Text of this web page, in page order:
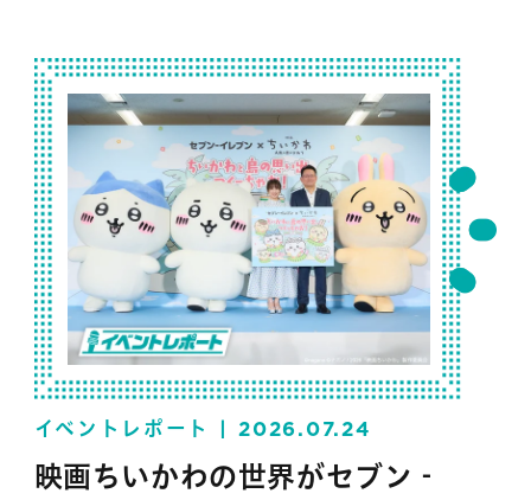
イベントレポート 2026.07.24
映画ちいかわの世界がセブン‐